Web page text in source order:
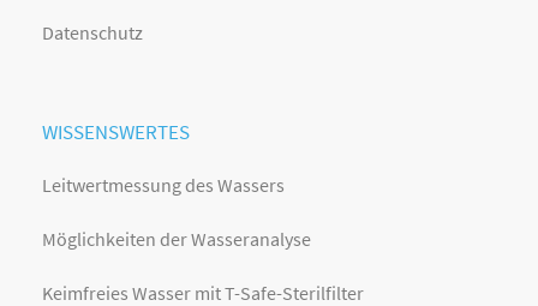
Datenschutz
WISSENSWERTES
Leitwertmessung des Wassers
Möglichkeiten der Wasseranalyse
Keimfreies Wasser mit T-Safe-Sterilfilter